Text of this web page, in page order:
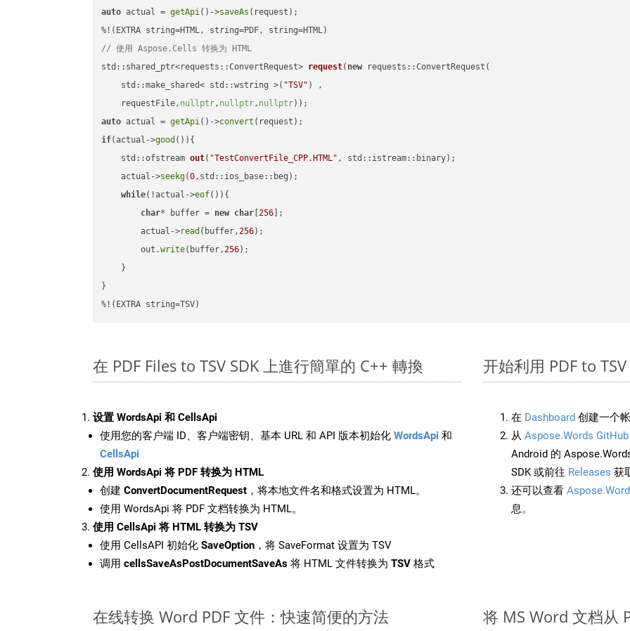
auto actual = getApi()->saveAs (request);
// 使用 Aspose.Cells 转换为 HTML
std::shared_ptr<requests::ConvertRequest> request( new requests::ConvertRequest(
    std::make_shared< std::wstring >(
"TSV" ) ,
    requestFile,
nullptr, nullptr, nullptr))
auto actual = getApi()->convert
if(actual->good ()){
std::ofstream out( "TestConvertFile_CPP.HTML" , std::istream::binary) ;
    actual->
seekg(0,std::ios_base::beg);
while(!actual->eof()){
char* buffer = new char [256 ];
        actual->
read (buffer,256);
        out.
write(buffer,256);
    }
}
%!(EXTRA string=TSV)
在 PDF Files to TSV SDK 上進行簡單的 C++ 轉換
设置 WordsApi 和 CellsApi
使用您的客户端 ID、客户端密钥、基本 URL 和 API 版本初始化 WordsApi 和
CellsApi
使用 WordsApi 将 PDF 转换为 HTML
创建 ConvertDocumentRequest ，将本地文件名和格式设置为 HTML。
使用 WordsApi 将 PDF 文档转换为 HTML。
使用 CellsApi 将 HTML 转换为 TSV
使用 CellsAPI 初始化 SaveOption ，将 SaveFormat 设置为 TSV
调用 cellsSaveAsPostDocumentSaveAs 将 HTML 文件转换为 TSV 格式
开始利用 PDF to
在 Dashboard 创建一个
从 Aspose.Words GitHub
Android 的
SDK 或前往 Releases 获
还可以查看
息。
在线转换 Word PDF 文件：快速简便的方法 将 MS Word 文档从